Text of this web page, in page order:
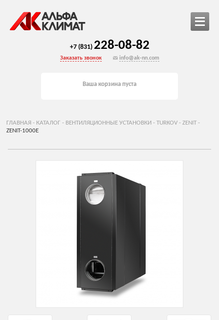
Ваша корзина пуста
+7 (831) 228-08-82
Заказать звонок info@ak-nn.com
ГЛАВНАЯ - КАТАЛОГ - ВЕНТИЛЯЦИОННЫЕ УСТАНОВКИ - TURKOV- ZENIT-
ZENIT-1000E